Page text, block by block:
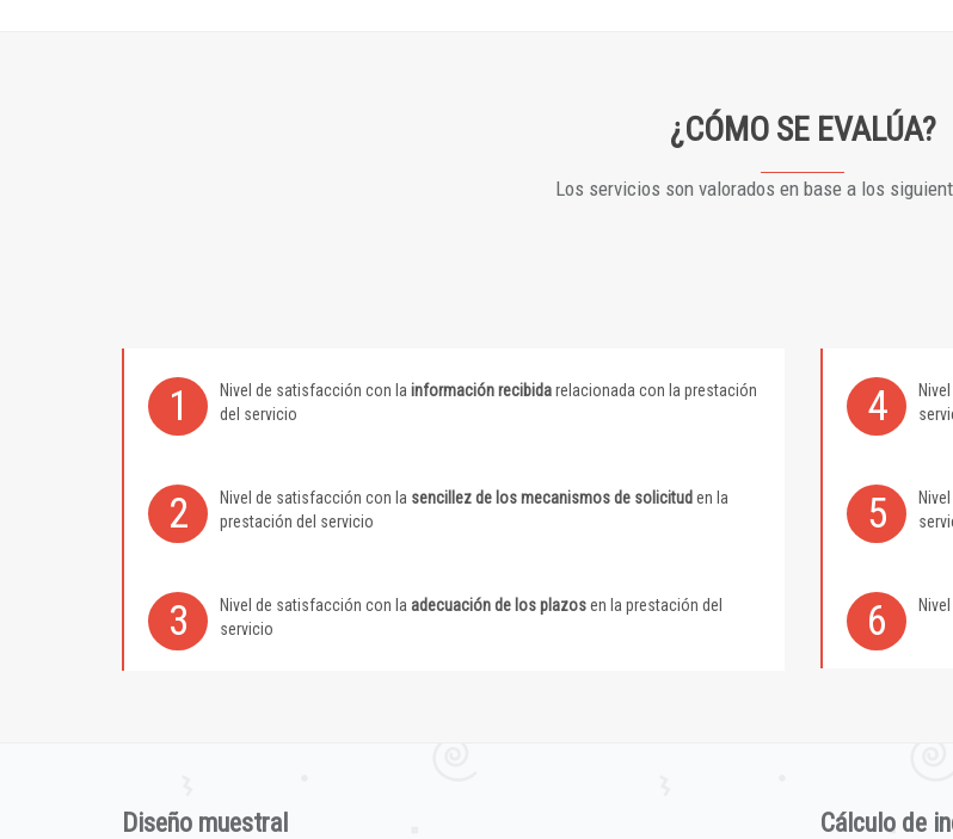
¿CÓMO SE EVALÚA?
Los servicios son valorados en base a los
1 Nivel de satisfacción con la información recibidarelacionada con la prestación
del servicio
4
2 Nivel de satisfacción con la sencillez de los mecanismos de solicitud en la
prestación del servicio
5
3 Nivel de satisfacción con la adecuación de los plazosen la prestación del
servicio
6
Diseño muestral Cálculo de